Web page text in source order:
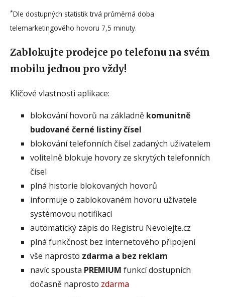
*Dle dostupných statistik trvá průměrná doba
telemarketingového hovoru 7,5 minuty.
Zablokujte prodejce po telefonu na svém
mobilu jednou pro vždy!
Klíčové vlastnosti aplikace:
blokování hovorů na základně komunitně
budované černé listiny čísel
blokování telefonních čísel zadaných uživatelem
volitelně blokuje hovory ze skrytých telefonních
čísel
plná historie blokovaných hovorů
informuje o zablokovaném hovoru uživatele
systémovou notifikací
automatický zápis do Registru Nevolejte.cz
plná funkčnost bez internetového připojení
vše naprosto zdarma a bez reklam
navíc spousta PREMIUM funkcí dostupních
dočasně naprosto zdarma